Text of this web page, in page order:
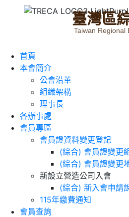
臺灣區
Taiwan Regional
首頁
本會簡介
公會沿革
組織架構
理事長
各辦事處
會員專區
會員證資料變更登記
(綜合) 會員證變更
(綜合) 會員證變更
新設立營造公司入會
(綜合) 新入會申請
115年繳費通知
會員查詢